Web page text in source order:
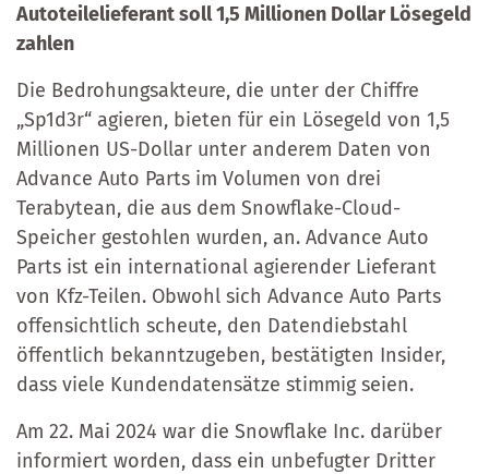
Autoteilelieferant soll 1,5 Millionen Dollar Lösegeld
zahlen
Die Bedrohungsakteure, die unter der Chiffre
„Sp1d3r“ agieren, bieten für ein Lösegeld von 1,5
Millionen US-Dollar unter anderem Daten von
Advance Auto Parts im Volumen von drei
Terabytean, die aus dem Snowflake-Cloud-
Speicher gestohlen wurden, an. Advance Auto
Parts ist ein international agierender Lieferant
von Kfz-Teilen. Obwohl sich Advance Auto Parts
offensichtlich scheute, den Datendiebstahl
öffentlich bekanntzugeben, bestätigten Insider,
dass viele Kundendatensätze stimmig seien.
Am 22. Mai 2024 war die Snowflake Inc. darüber
informiert worden, dass ein unbefugter Dritter